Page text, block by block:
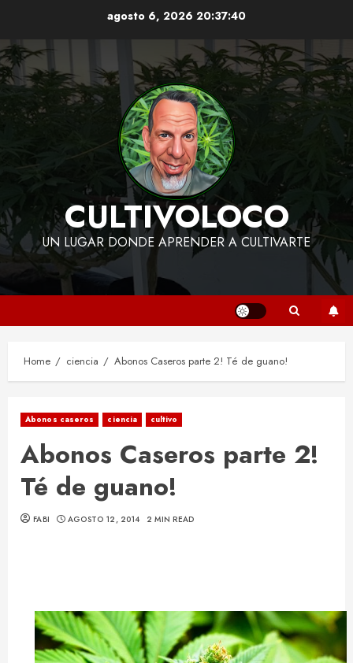
content
agosto 6, 202620:37:41
CULTIVOLOCO
UN LUGAR DONDE APRENDER A CULTIVARTE
Home ciencia Abonos Caseros parte 2! Té de guano!
Abonos caseros ciencia cultivo
Abonos Caseros parte 2!
Té de guano!
FABI AGOSTO 12, 2014 2 MIN READ